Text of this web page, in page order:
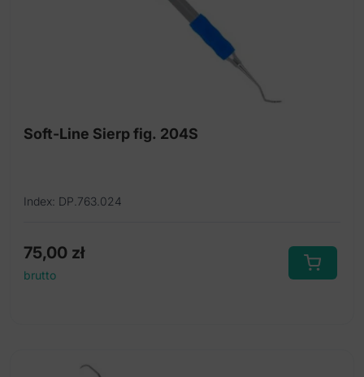
Soft-Line Sierp fig. 204S
Index: DP.763.024
75,00 zł
brutto